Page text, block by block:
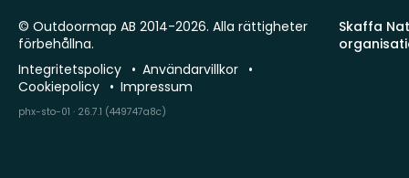
Skaffa
© Outdoormap AB 2014-2026. Alla rättigheter
förbehållna.
Integritetspolicy
Användarvillkor
Cookiepolicy
Impressum
phx-sto-01 · 26.7.1 (449747a8c)